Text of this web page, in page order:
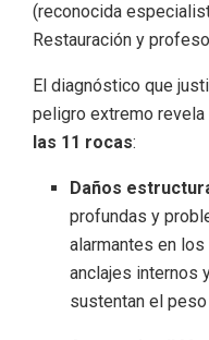
(reconocida
Restauración y
El diagnóstico que
peligro extremo
las 11 rocas:
Daños
profundas y
alarmantes en
anclajes internos
sustentan el